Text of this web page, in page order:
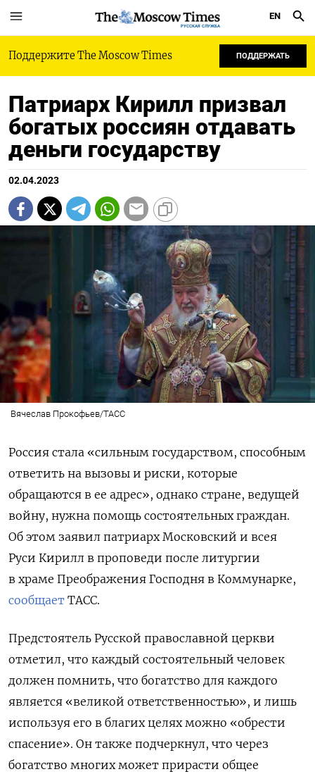
РУССКАЯ СЛУЖБА
EN
Поддержите The Moscow Times ПОДДЕРЖАТЬ
Патриарх Кирилл призвал
богатых россиян отдавать
деньги государству
02.04.2023
Вячеслав Прокофьев/ТАСС
Россия стала «сильным государством, способным
ответить на вызовы и риски, которые
обращаются в ее адрес», однако стране, ведущей
войну, нужна помощь состоятельных граждан.
Об этом заявил патриарх Московский и всея
Руси Кирилл в проповеди после литургии
в храме Преображения Господня в Коммунарке,
сообщает ТАСС.
Предстоятель Русской православной церкви
отметил, что каждый состоятельный человек
должен помнить, что богатство для каждого
является «великой ответственностью», и лишь
используя его в благих целях можно «обрести
спасение». Он также подчеркнул, что через
богатство многих может прирасти общее